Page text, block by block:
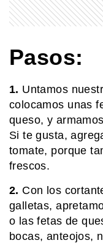
Pasos:
1. Untamos
colocamos unas
queso, y
Si te gusta,
tomate, porque
frescos.
2. Con los
galletas,
o las fetas de
bocas, anteojos,